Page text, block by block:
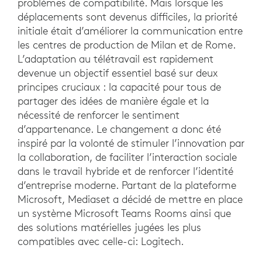
déplacements sont devenus difficiles, la priorité
initiale était d’améliorer la communication entre
les centres de production de Milan et de Rome.
L’adaptation au télétravail est rapidement
devenue un objectif essentiel basé sur deux
principes cruciaux : la capacité pour tous de
partager des idées de manière égale et la
nécessité de renforcer le sentiment
d’appartenance. Le changement a donc été
inspiré par la volonté de stimuler l’innovation par
la collaboration, de faciliter l’interaction sociale
dans le travail hybride et de renforcer l’identité
d’entreprise moderne. Partant de la plateforme
Microsoft, Mediaset a décidé de mettre en place
un système Microsoft Teams Rooms ainsi que
des solutions matérielles jugées les plus
compatibles avec celle-ci: Logitech.